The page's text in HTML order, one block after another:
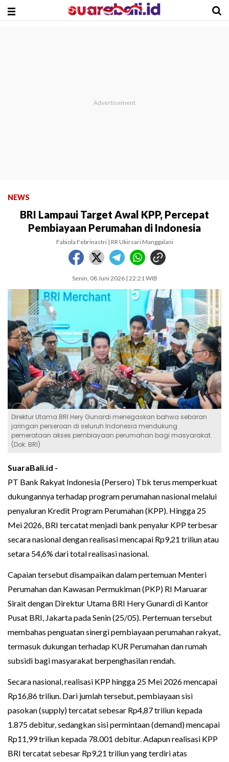
NEWS
BRI Lampaui Target Awal KPP, Percepat
Pembiayaan Perumahan di Indonesia
Fabiola Febrinastri | RR Ukirsari Manggalani
Senin, 08 Juni 2026 | 22:21 WIB
Direktur Utama BRI Hery Gunardi menegaskan bahwa sebaran
jaringan perseroan di seluruh Indonesia mendukung
pemerataan akses pembiayaan perumahan bagi masyarakat.
(Dok: BRI)
SuaraBali.id -
PT Bank Rakyat Indonesia (Persero) Tbk terus memperkuat
dukungannya terhadap program perumahan nasional melalui
penyaluran Kredit Program Perumahan (KPP). Hingga 25
Mei 2026, BRI tercatat menjadi bank penyalur KPP terbesar
secara nasional dengan realisasi mencapai Rp9,21 triliun atau
setara 54,6% dari total realisasi nasional.
Capaian tersebut disampaikan dalam pertemuan Menteri
Perumahan dan Kawasan Permukiman (PKP) RI Maruarar
Sirait dengan Direktur Utama BRI Hery Gunardi di Kantor
Pusat BRI, Jakarta pada Senin (25/05). Pertemuan tersebut
membahas penguatan sinergi pembiayaan perumahan rakyat,
termasuk dukungan terhadap KUR Perumahan dan rumah
subsidi bagi masyarakat berpenghasilan rendah.
Secara nasional, realisasi KPP hingga 25 Mei 2026 mencapai
Rp16,86 triliun. Dari jumlah tersebut, pembiayaan sisi
pasokan (supply) tercatat sebesar Rp4,87 triliun kepada
1.875 debitur, sedangkan sisi permintaan (demand) mencapai
Rp11,99 triliun kepada 78.001 debitur. Adapun realisasi KPP
BRI tercatat sebesar Rp9,21 triliun yang terdiri atas